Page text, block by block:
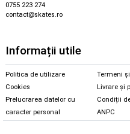
0755 223 274
contact@skates.ro
Informații utile
Politica de utilizare
Cookies
Prelucrarea datelor cu
caracter personal
Termeni
Livrare și
Condiții
ANPC